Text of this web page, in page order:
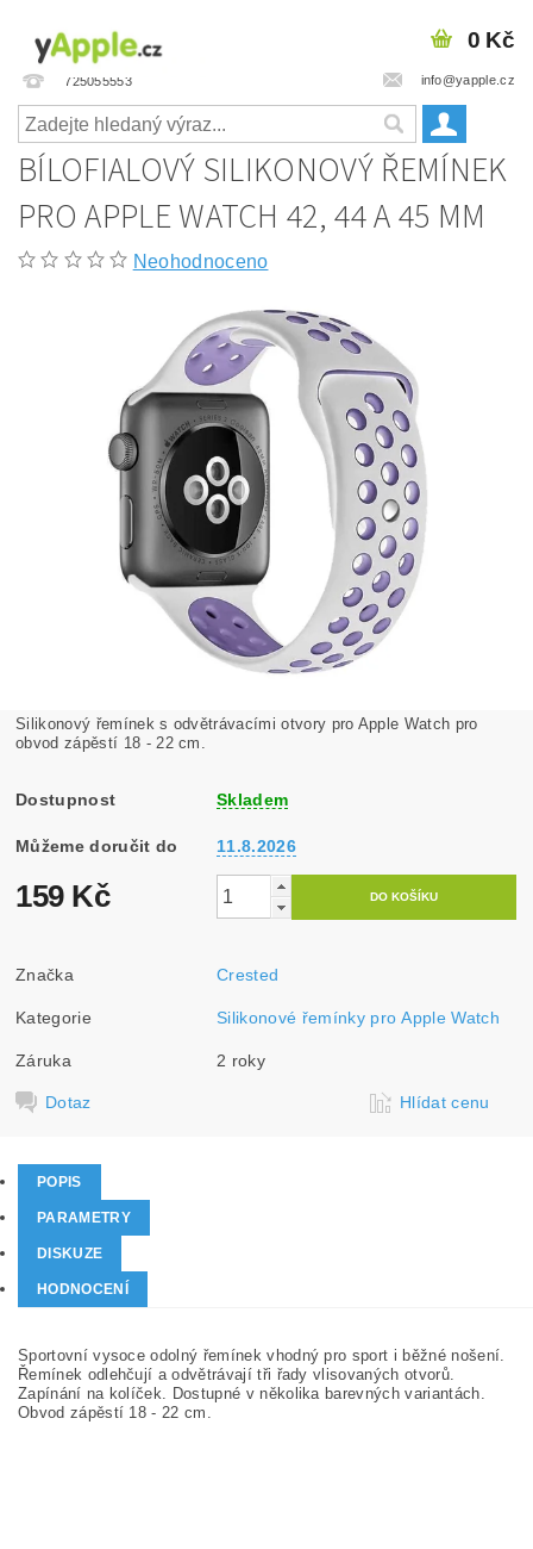
725055553 info@yapple.cz
0 Kč
BÍLOFIALOVÝ SILIKONOVÝ ŘEMÍNEK
PRO APPLE WATCH 42, 44 A 45 MM
Neohodnoceno
Silikonový řemínek s odvětrávacími otvory pro Apple Watch pro
obvod zápěstí 18 - 22 cm.
Dostupnost Skladem
Můžeme doručit do 11.8.2026
159 Kč
Značka Crested
Kategorie Silikonové řemínky pro Apple Watch
Záruka 2 roky
Dotaz Hlídat cenu
POPIS
PARAMETRY
DISKUZE
HODNOCENÍ
Sportovní vysoce odolný řemínek vhodný pro sport i běžné nošení.
Řemínek odlehčují a odvětrávají tři řady vlisovaných otvorů.
Zapínání na kolíček. Dostupné v několika barevných variantách.
Obvod zápěstí 18 - 22 cm.